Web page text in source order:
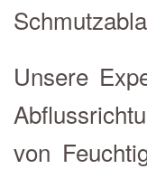
Unsere
von